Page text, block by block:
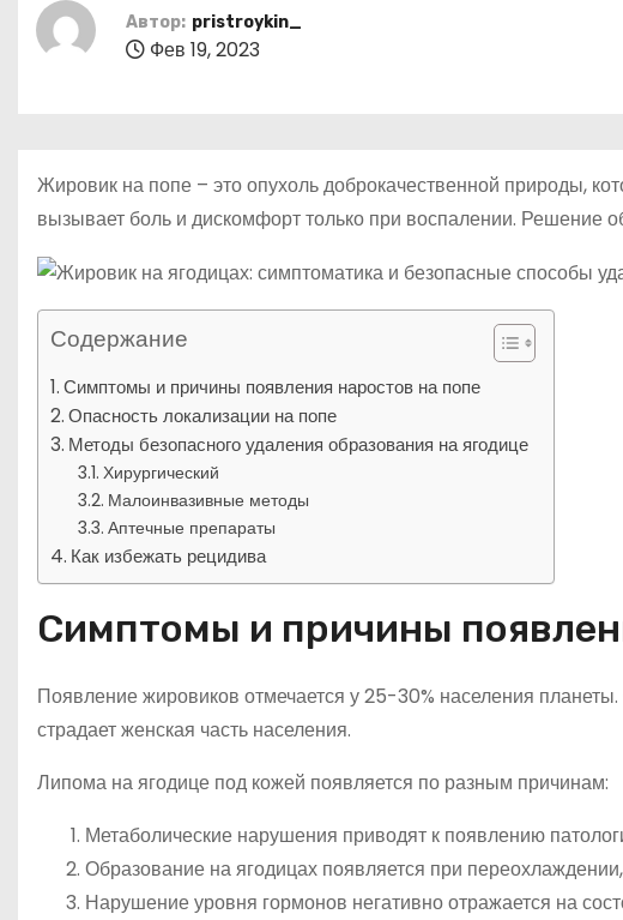
Автор: pristroykin_
Фев 19, 2023
Жировик на попе – это опухоль доброкачественной природы,
вызывает боль и дискомфорт только при воспалении. Решение
Содержание
Симптомы и причины появления наростов на попе
Опасность локализации на попе
Методы безопасного удаления образования на ягодице
Хирургический
Малоинвазивные методы
Аптечные препараты
Как избежать рецидива
Симптомы и причины
Появление жировиков отмечается у 25-30% населения
страдает женская часть населения.
Липома на ягодице под кожей появляется по разным причинам:
Метаболические нарушения приводят к появлению
Образование на ягодицах появляется при
Нарушение уровня гормонов негативно отражается на